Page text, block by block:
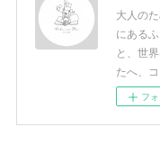
大人の
にある
と、世
たへ、
フ